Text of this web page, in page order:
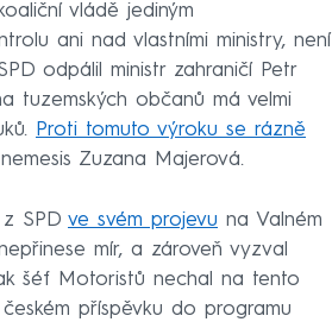
vládě jediným
ani nad vlastními ministry, není
odpálil ministr zahraničí Petr
tuzemských občanů má velmi
Proti tomuto výroku se rázně
Zuzana Majerová.
SPD ve svém projevu na Valném
mír, a zároveň vyzval
šéf Motoristů nechal na tento
příspěvku do programu